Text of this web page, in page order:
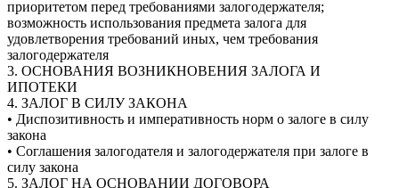
приоритетом перед требованиями залогодержателя;
возможность использования предмета залога для
удовлетворения требований иных, чем требования
залогодержателя
3. ОСНОВАНИЯ ВОЗНИКНОВЕНИЯ ЗАЛОГА И
ИПОТЕКИ
4. ЗАЛОГ В СИЛУ ЗАКОНА
• Диспозитивность и императивность норм о залоге в силу
закона
• Соглашения залогодателя и залогодержателя при залоге в
силу закона
5. ЗАЛОГ НА ОСНОВАНИИ ДОГОВОРА